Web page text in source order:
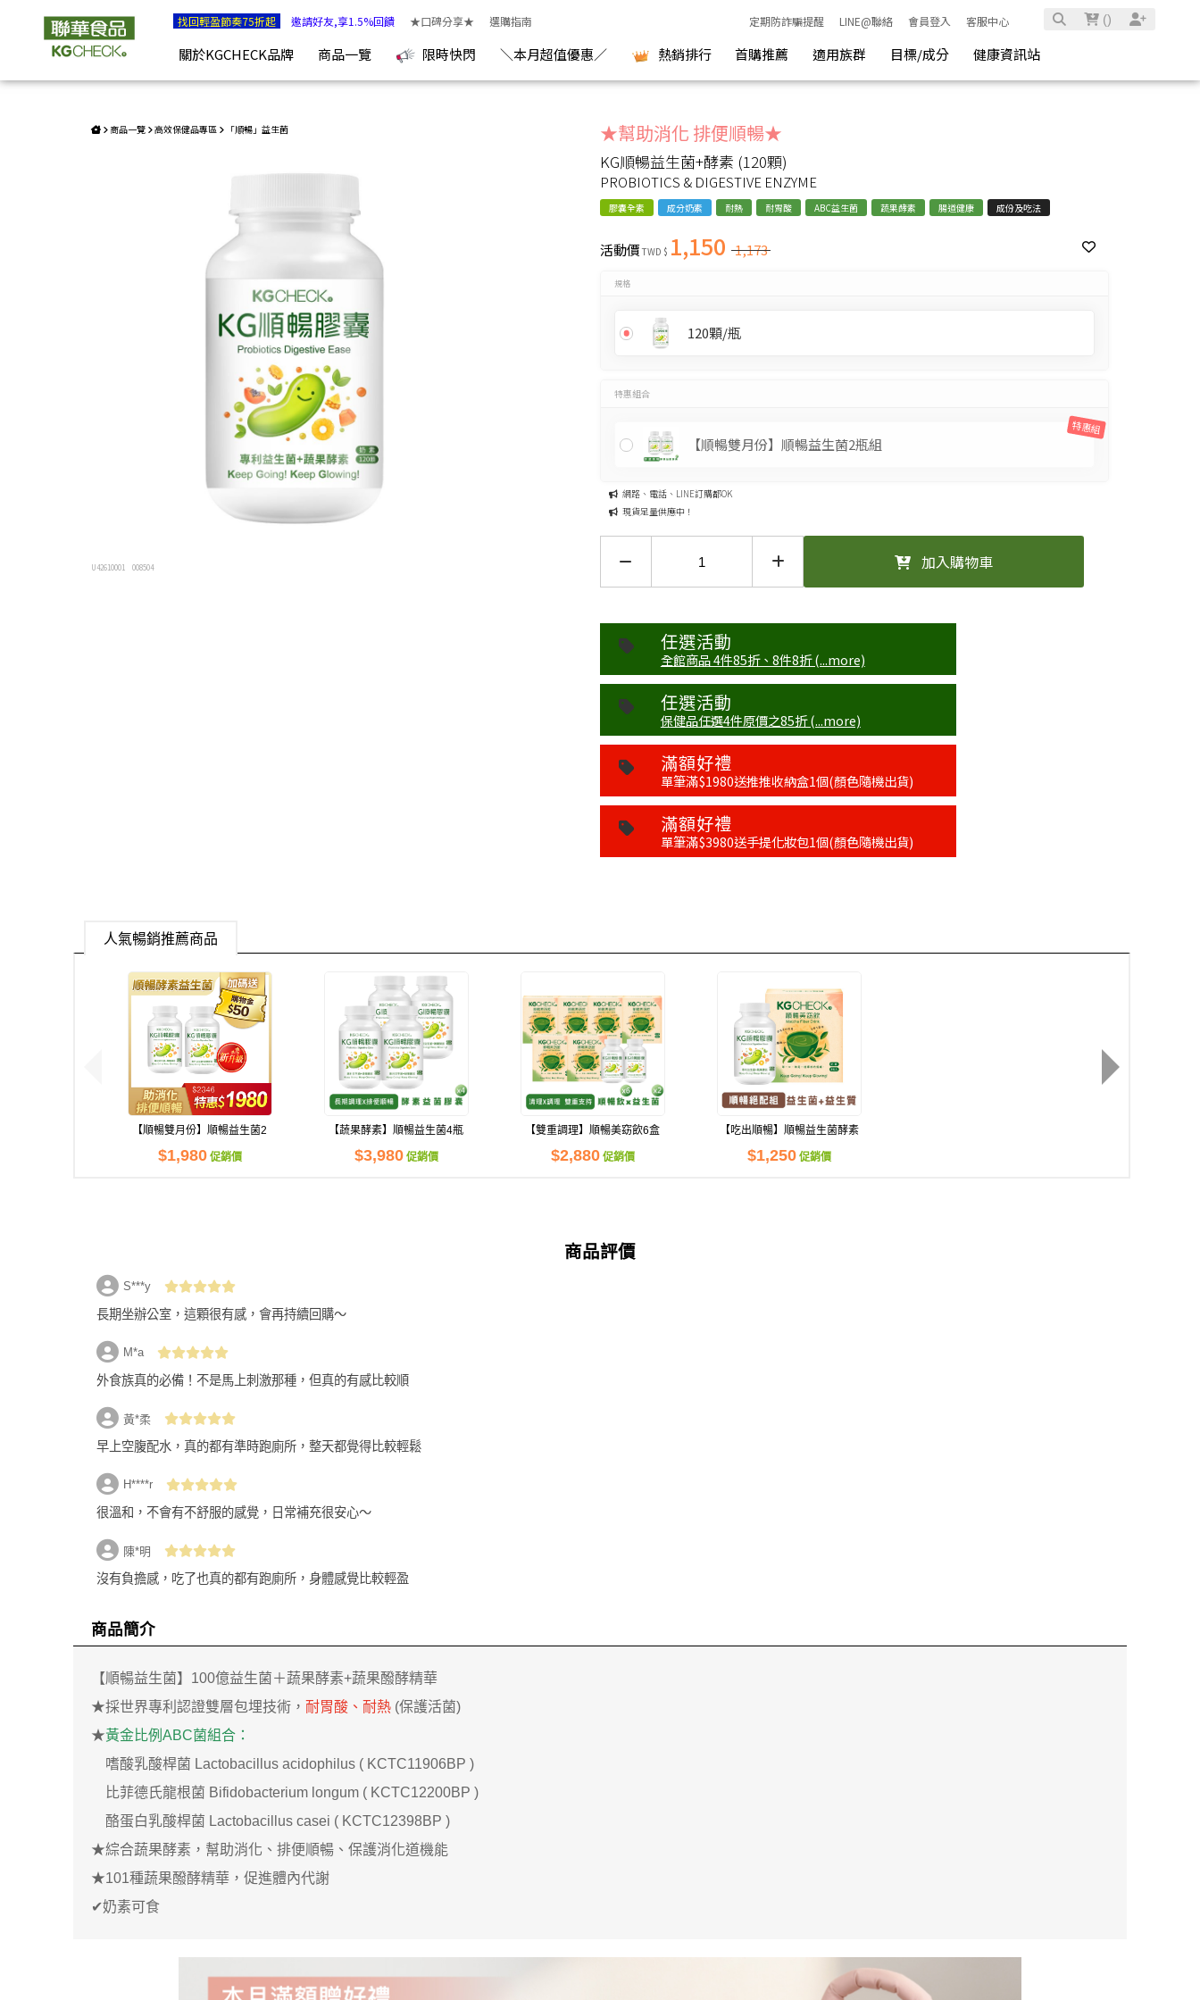
KG順暢益生菌+酵素 (120顆) | KGCHECK聯華食品生醫研究室
找回輕盈節奏75折起 邀請好友,享1.5%回饋 ★口碑分享★ 選購指南 定期防詐騙提醒 LINE@聯絡 會員登入 客服中心 ()
關於KGCHECK品牌 商品一覽 限時快閃 ＼本月超值優惠／ 熱銷排行 首購推薦 適用族群 目標/成分 健康資訊站
商品一覽 高效保健品專區 「順暢」益生菌
U42610001 008504
★幫助消化 排便順暢★
KG順暢益生菌+酵素 (120顆)
PROBIOTICS & DIGESTIVE ENZYME
膠囊全素 成分奶素 耐熱 耐胃酸 ABC益生菌 蔬果酵素 腸道健康 成份及吃法
活動價 TWD $ 1,150 1,173
規格
120顆/瓶
特惠組合
特惠組
【順暢雙月份】順暢益生菌2瓶組
網路、電話、LINE訂購都OK
現貨足量供應中！
加入購物車
任選活動
全館商品 4件85折、8件8折 (...more)
任選活動
保健品任選4件原價之85折 (...more)
滿額好禮
單筆滿$1980送推推收納盒1個(顏色隨機出貨)
滿額好禮
單筆滿$3980送手提化妝包1個(顏色隨機出貨)
特惠組合
特惠組
人氣暢銷推薦商品
【順暢雙月份】順暢益生菌2
瓶組
$1,980促銷價
【蔬果酵素】順暢益生菌4瓶
組
$3,980促銷價
【雙重調理】順暢美窈飲6盒
＋順暢益生菌2瓶
$2,880促銷價
【吃出順暢】順暢益生菌酵素
＋抹茶美窈飲
$1,250促銷價
商品評價
S***y
長期坐辦公室，這顆很有感，會再持續回購～
M*a
外食族真的必備！不是馬上刺激那種，但真的有感比較順
黃*柔
早上空腹配水，真的都有準時跑廁所，整天都覺得比較輕鬆
H****r
很溫和，不會有不舒服的感覺，日常補充很安心～
陳*明
沒有負擔感，吃了也真的都有跑廁所，身體感覺比較輕盈
商品簡介
【順暢益生菌】100億益生菌＋蔬果酵素+蔬果醱酵精華
★採世界專利認證雙層包埋技術， 耐胃酸、耐熱 (保護活菌)
★黃金比例ABC菌組合：
嗜酸乳酸桿菌 Lactobacillus acidophilus ( KCTC11906BP )
比菲德氏龍根菌 Bifidobacterium longum ( KCTC12200BP )
酪蛋白乳酸桿菌 Lactobacillus casei ( KCTC12398BP )
★綜合蔬果酵素，幫助消化、排便順暢、保護消化道機能
★101種蔬果醱酵精華，促進體內代謝
✔奶素可食